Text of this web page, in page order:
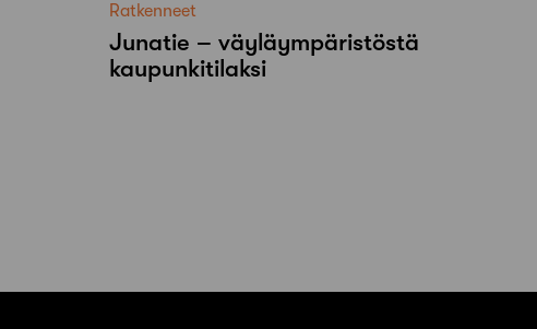
Ratkenneet
Junatie – väyläympäristöstä
kaupunkitilaksi